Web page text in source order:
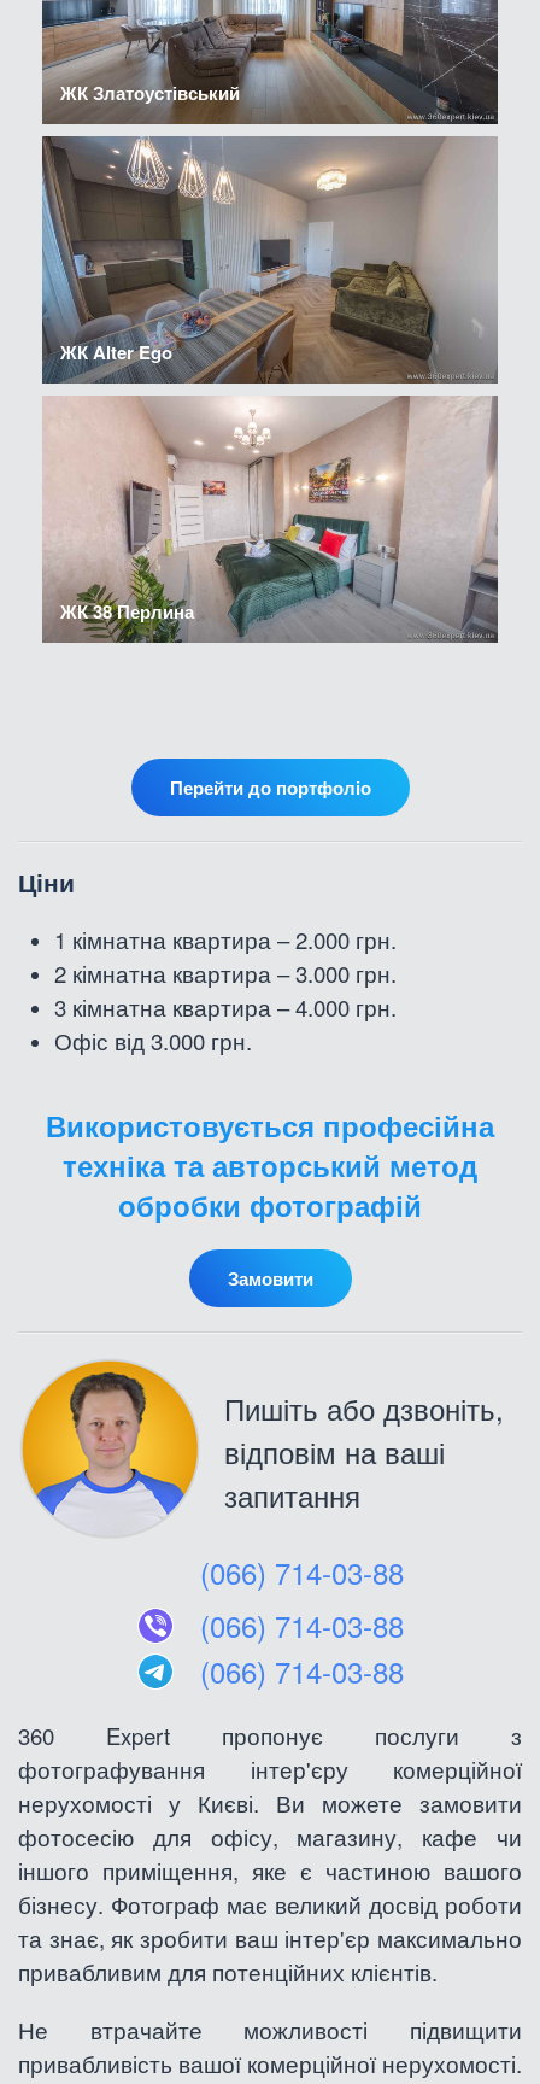
ЖК Златоустівський
ЖК Alter Ego
ЖК 38 Перлина
Перейти до портфоліо
Ціни
1 кімнатна квартира – 2.000 грн.
2 кімнатна квартира – 3.000 грн.
3 кімнатна квартира – 4.000 грн.
Офіс від 3.000 грн.
Використовується професійна
техніка та авторський метод
обробки фотографій
Замовити
Пишіть або дзвоніть,
відповім на ваші
запитання
(066) 714-03-88
(066) 714-03-88
(066) 714-03-88
360 Expert пропонує послуги з
фотографування інтер'єру комерційної
нерухомості у Києві. Ви можете замовити
фотосесію для офісу, магазину, кафе чи
іншого приміщення, яке є частиною вашого
бізнесу. Фотограф має великий досвід роботи
та знає, як зробити ваш інтер'єр максимально
привабливим для потенційних клієнтів.
Не втрачайте можливості підвищити
привабливість вашої комерційної нерухомості.